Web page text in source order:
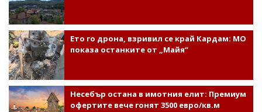
Ето го дрона, взривил се край Кардам: МО
показа останките от „Майя“
Несебър остана в имотния елит: Премиум
офертите вече гонят 3500 евро/кв.м